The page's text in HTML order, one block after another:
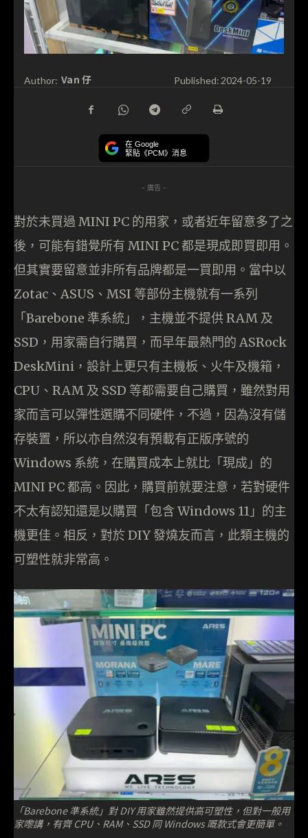
Author: Van 仔 Published: 2024-05-19
在 Google
緊貼《PCM》消息
- 廣告 -
對於未買過 MINI PC 的用家，或者近年留意多了之
後，可能有錯覺所有 MINI PC 都是現成即買即用。
但其實要留意並非所有品牌都是一買即用。當中以
Zotac、ASUS、MSI 等部份主機就有一系列
「Barebone 準系統」，主機並不提供 RAM 及
SSD，用家需自行購買，而早年最熱門的 ASRock
DeskMini，設計上更只有主機板、火牛及機箱，
CPU、RAM 及 SSD 等都需要自己購買，雖然對用
家而言可以彈性選購不同硬件，不過，因為沒有儲
存裝置，所以亦自然沒有預載有正版序號的
Windows 系統，在購買成本上就比「現成」的
MINI PC 都高。因此，購買前就要注意，若對硬件
不太有認知還是以購買「包含 Windows 11」的主
機更佳。相反，對於 DIY 發燒友而言，此類主機的
可塑性就非常高。
「Barebone 準系統」對 DIY 用家雖然提供高可塑性，但對一般用
家嚟講，有齊 CPU、RAM、SSD 同 Windows 嘅款式會更簡單。